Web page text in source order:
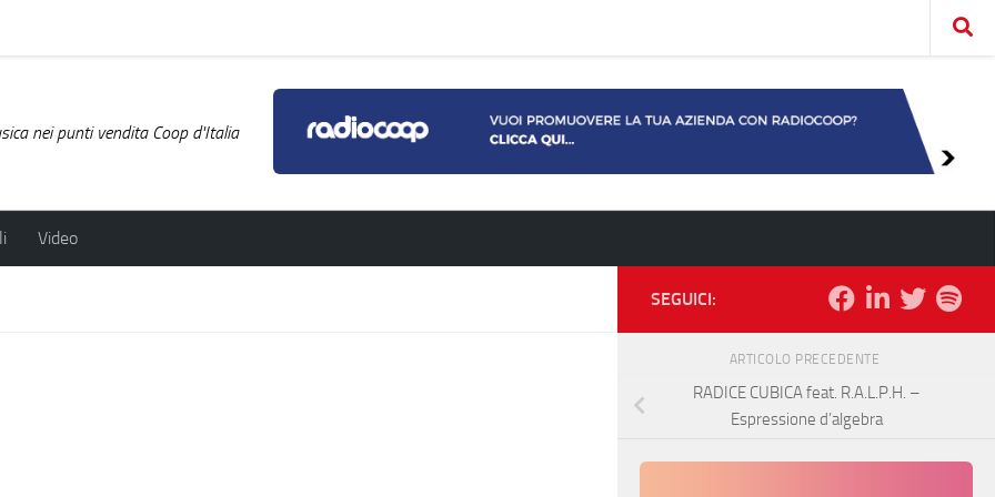
nei punti vendita Coop d'Italia
Video
SEGUICI:
ARTICOLO PRECEDENTE
RADICE CUBICA feat. R.A.L.P.H. –
Espressione d’algebra